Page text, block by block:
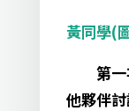
黃同學(
第一
他夥伴